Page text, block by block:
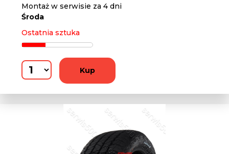
Montaż w serwisie za 4 dni
Środa
Ostatnia sztuka
Kup